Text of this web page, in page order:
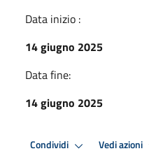
Data inizio :
14 giugno 2025
Data fine:
14 giugno 2025
Condividi Vedi azioni